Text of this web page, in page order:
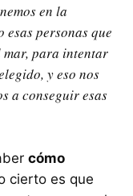
en la
personas que
mar, para intentar
y eso nos
a conseguir esas
cómo
cierto es que